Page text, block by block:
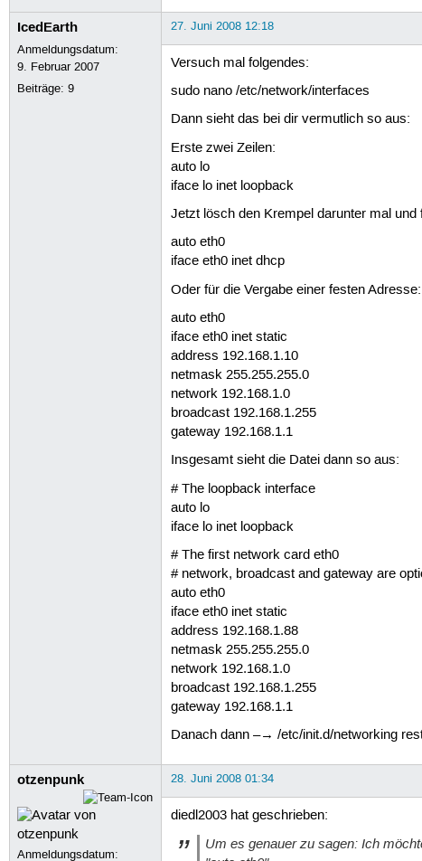
IcedEarth
Anmeldungsdatum:
9. Februar 2007
Beiträge:9
27. Juni 2008 12:18
Versuch mal folgendes:
sudo nano /etc/network/interfaces
Dann sieht das bei dir vermutlich so aus:
Erste zwei Zeilen:
auto lo
iface lo inet loopback
Jetzt lösch den Krempel darunter mal
auto eth0
iface eth0 inet dhcp
Oder für die Vergabe einer festen Adresse:
auto eth0
iface eth0 inet static
address 192.168.1.10
netmask 255.255.255.0
network 192.168.1.0
broadcast 192.168.1.255
gateway 192.168.1.1
Insgesamt sieht die Datei dann so aus:
# The loopback interface
auto lo
iface lo inet loopback
# The first network card eth0
# network, broadcast and gateway are
auto eth0
iface eth0 inet static
address 192.168.1.88
netmask 255.255.255.0
network 192.168.1.0
broadcast 192.168.1.255
gateway 192.168.1.1
Danach dann –→ /etc/init.d/networking
otzenpunk
Anmeldungsdatum:
28. Juni 2008 01:34
diedl2003 hat geschrieben:
Um es genauer zu sagen: Ich